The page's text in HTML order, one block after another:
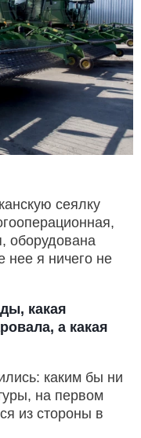
сеялку
оборудована
нее я ничего не
какая
а какая
каким бы ни
на первом
из стороны в